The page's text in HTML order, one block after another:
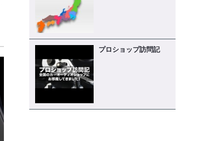
プロショップ訪問記